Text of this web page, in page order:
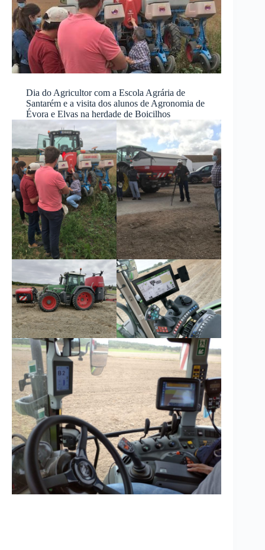
Dia do Agricultor com a Escola Agrária de
Santarém e a visita dos alunos de Agronomia de
Évora e Elvas na herdade de Boicilhos